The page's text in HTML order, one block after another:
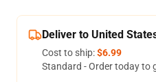
Deliver to United
Cost to ship:$6.99
Standard - Order today to